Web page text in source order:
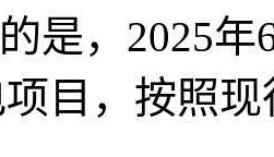
是，2025
目，按照